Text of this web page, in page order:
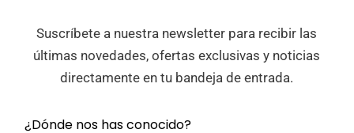
Suscríbete a nuestra newsletter para recibir las
últimas novedades, ofertas exclusivas y noticias
directamente en tu bandeja de entrada.
¿Dónde nos has conocido?